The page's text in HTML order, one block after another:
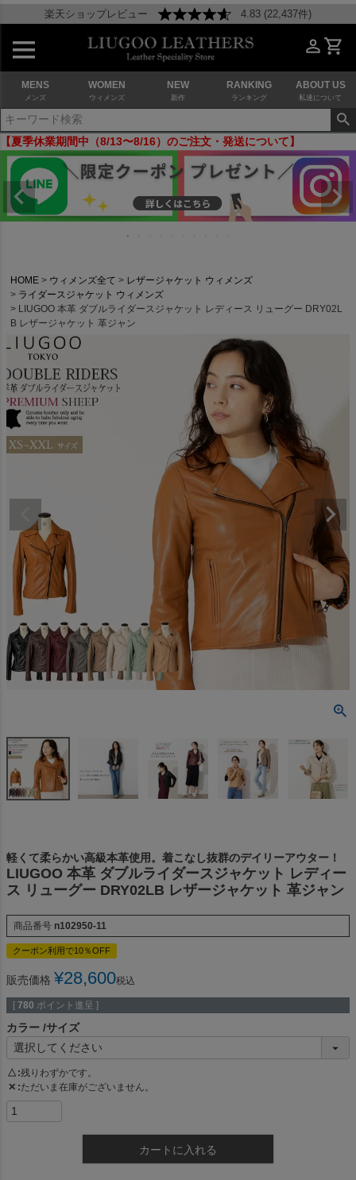
楽天ショップレビュー 4.83 (22,437件)
MENS
メンズ
WOMEN
ウィメンズ
NEW
新作
RANKING
ランキング
ABOUT US
私達について
【夏季休業期間中（8/13〜8/16）のご注文・発送について】
HOME ウィメンズ全て
レザージャケット ウィメンズ
ライダースジャケット ウィメンズ
LIUGOO 本革 ダブルライダースジャケット レディース リューグー DRY02L
B レザージャケット 革ジャン
軽くて柔らかい高級本革使用。着こなし抜群のデイリーアウター！
LIUGOO 本革 ダブルライダースジャケット レディー
ス リューグー DRY02LB レザージャケット 革ジャン
商品番号 n102950-11
クーポン利用で10％OFF
販売価格 ¥28,600税込
[ 780 ポイント進呈 ]
カラー サイズ
△ 残りわずかです。
✕ ただいま在庫がございません。
カートに入れる